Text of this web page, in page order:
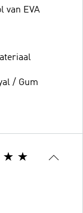
van EVA
/ Gum